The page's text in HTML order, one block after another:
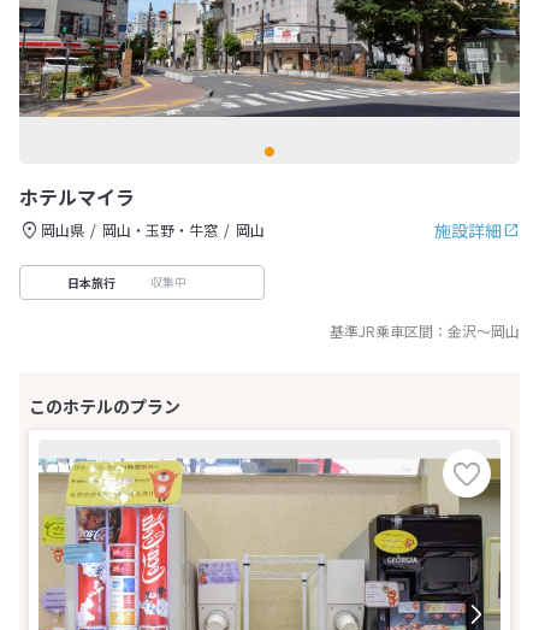
ホテルマイラ
施設詳細
岡山県 岡山・玉野・牛窓 岡山
日本旅行 収集中
基準JR乗車区間： 金沢～岡山